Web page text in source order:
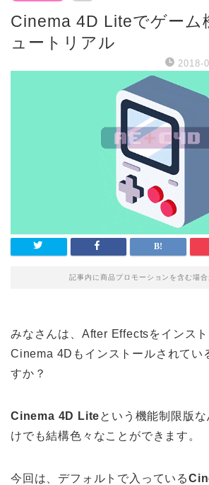
Cinema 4D Liteでゲーム
ュートリアル
2018-
記事内に商品プロモーションを含む場
みなさんは、After Effectsをインス
Cinema 4Dもインストールされてい
すか？
Cinema 4D Liteという機能制限版
けでも結構色々なことができます。
今回は、デフォルトで入っている